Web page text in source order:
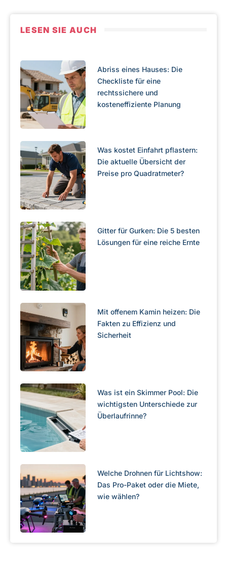
LESEN SIE AUCH
Abriss eines Hauses: Die
Checkliste für eine
rechtssichere und
kosteneffiziente Planung
Was kostet Einfahrt pflastern:
Die aktuelle Übersicht der
Preise pro Quadratmeter?
Gitter für Gurken: Die 5 besten
Lösungen für eine reiche Ernte
Mit offenem Kamin heizen: Die
Fakten zu Effizienz und
Sicherheit
Was ist ein Skimmer Pool: Die
wichtigsten Unterschiede zur
Überlaufrinne?
Welche Drohnen für Lichtshow:
Das Pro-Paket oder die Miete,
wie wählen?